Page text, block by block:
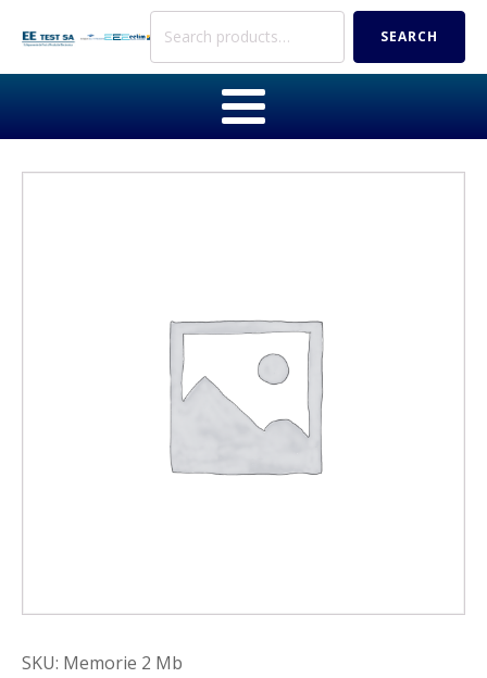
Search
SEARCH
SKU: Memorie 2 Mb